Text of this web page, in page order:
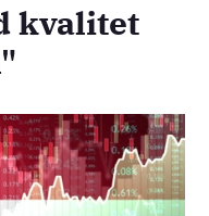
kvalitet